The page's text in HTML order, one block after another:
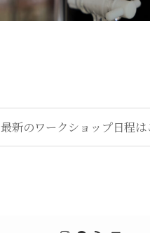
最新のワークショップ日程は